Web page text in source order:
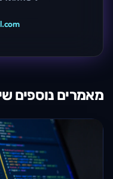
מאמרים נוספים